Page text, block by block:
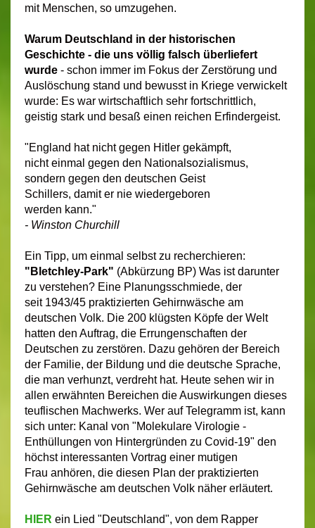
mit Menschen, so umzugehen.
Warum Deutschland in der historischen
Geschichte - die uns völlig falsch überliefert
wurde - schon immer im Fokus der Zerstörung und
Auslöschung stand und bewusst in Kriege verwickelt
wurde: Es war wirtschaftlich sehr fortschrittlich,
geistig stark und besaß einen reichen Erfindergeist.
"England hat nicht gegen Hitler gekämpft,
nicht einmal gegen den Nationalsozialismus,
sondern gegen den deutschen Geist
Schillers, damit er nie wiedergeboren
werden kann."
- Winston Churchill
Ein Tipp, um einmal selbst zu recherchieren:
"Bletchley-Park" (Abkürzung BP) Was ist darunter
zu verstehen? Eine Planungsschmiede, der
seit 1943/45 praktizierten Gehirnwäsche am
deutschen Volk. Die 200 klügsten Köpfe der Welt
hatten den Auftrag, die Errungenschaften der
Deutschen zu zerstören. Dazu gehören der Bereich
der Familie, der Bildung und die deutsche Sprache,
die man verhunzt, verdreht hat. Heute sehen wir in
allen erwähnten Bereichen die Auswirkungen dieses
teuflischen Machwerks. Wer auf Telegramm ist, kann
sich unter: Kanal von "Molekulare Virologie -
Enthüllungen von Hintergründen zu Covid-19" den
höchst interessanten Vortrag einer mutigen
Frau anhören, die diesen Plan der praktizierten
Gehirnwäsche am deutschen Volk näher erläutert.
HIER ein Lied "Deutschland", von dem Rapper